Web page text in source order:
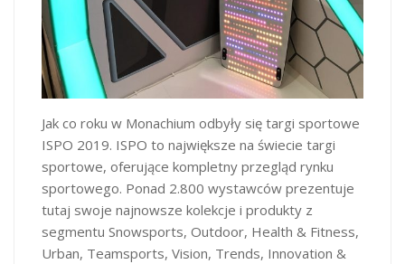
Jak co roku w Monachium odbyły się targi sportowe
ISPO 2019. ISPO to największe na świecie targi
sportowe, oferujące kompletny przegląd rynku
sportowego. Ponad 2.800 wystawców prezentuje
tutaj swoje najnowsze kolekcje i produkty z
segmentu Snowsports, Outdoor, Health & Fitness,
Urban, Teamsports, Vision, Trends, Innovation &